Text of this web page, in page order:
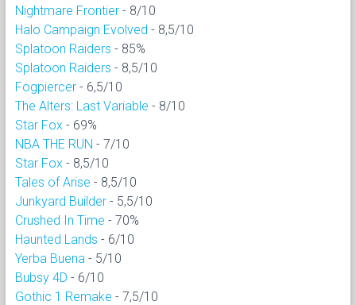
Nightmare Frontier - 8/10
Halo Campaign Evolved - 8,5/10
Splatoon Raiders - 85%
Splatoon Raiders - 8,5/10
Fogpiercer - 6,5/10
The Alters: Last Variable - 8/10
Star Fox - 69%
NBA THE RUN - 7/10
Star Fox - 8,5/10
Tales of Arise - 8,5/10
Junkyard Builder - 5,5/10
Crushed In Time - 70%
Haunted Lands - 6/10
Yerba Buena - 5/10
Bubsy 4D - 6/10
Gothic 1 Remake - 7,5/10